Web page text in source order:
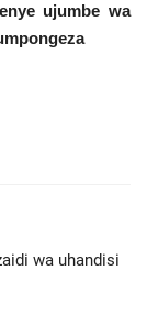
ujumbe wa
wa uhandisi